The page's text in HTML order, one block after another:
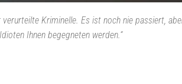
Kriminelle. Es ist noch nie passiert,
Ihnen begegneten werden.“